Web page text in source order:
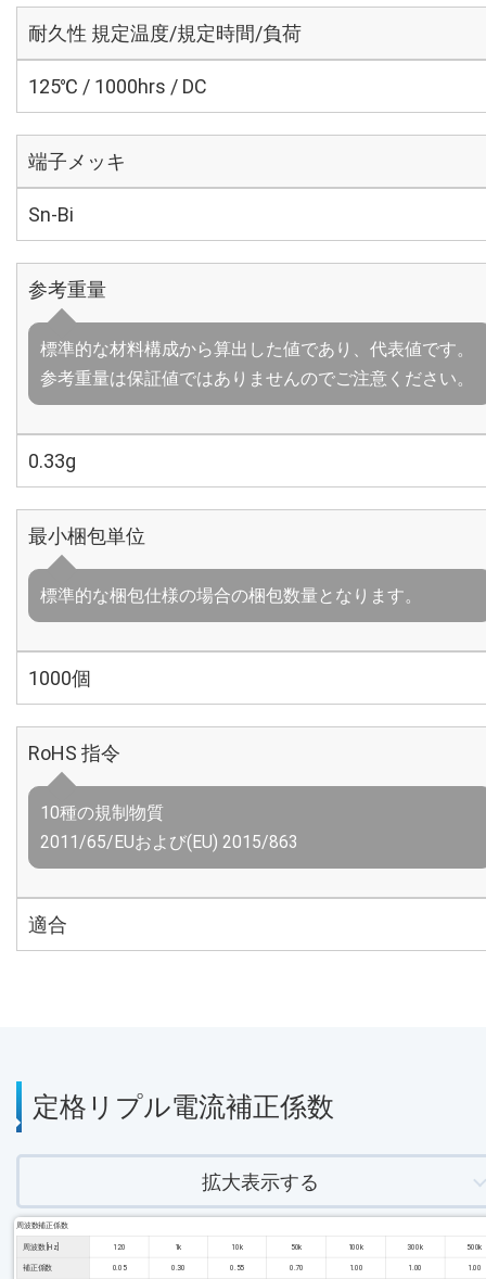
耐久性 規定温度/規定時間/負荷
125℃ / 1000hrs / DC
端子メッキ
Sn-Bi
参考重量
標準的な材料構成から算出した値であり、代表値です。
参考重量は保証値ではありませんのでご注意ください。
0.33g
最小梱包単位
標準的な梱包仕様の場合の梱包数量となります。
1000個
RoHS 指令
10種の規制物質
2011/65/EUおよび(EU) 2015/863
適合
定格リプル電流補正係数
拡大表示する
周波数補正係数
周波数 [Hz] 120 1k 10k 50k 100k 300k 500k
補正係数 0.05 0.30 0.55 0.70 1.00 1.00 1.00